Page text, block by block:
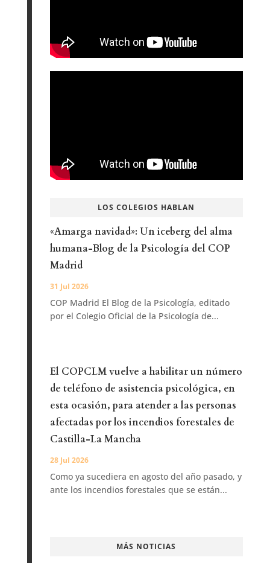
LOS COLEGIOS HABLAN
«Amarga navidad»: Un iceberg del alma
humana-Blog de la Psicología del COP
Madrid
31 Jul 2026
COP Madrid El Blog de la Psicología, editado
por el Colegio Oficial de la Psicología de...
El COPCLM vuelve a habilitar un número
de teléfono de asistencia psicológica, en
esta ocasión, para atender a las personas
afectadas por los incendios forestales de
Castilla-La Mancha
28 Jul 2026
Como ya sucediera en agosto del año pasado, y
ante los incendios forestales que se están...
MÁS NOTICIAS